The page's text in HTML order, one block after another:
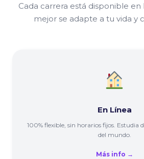
Cada carrera está disponible
mejor se adapte a tu vida y
En Línea
100% flexible, sin horarios fijos. Estudia
del mundo.
Más info →